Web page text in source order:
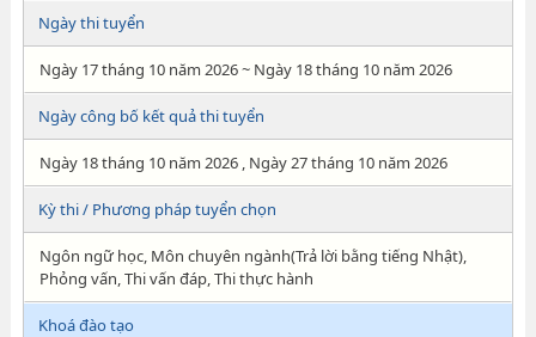
Ngày thi tuyển
Ngày 17 tháng 10 năm 2026 ~ Ngày 18 tháng 10 năm 2026
Ngày công bố kết quả thi tuyển
Ngày 18 tháng 10 năm 2026 , Ngày 27 tháng 10 năm 2026
Kỳ thi / Phương pháp tuyển chọn
Ngôn ngữ học, Môn chuyên ngành(Trả lời bằng tiếng Nhật),
Phỏng vấn, Thi vấn đáp, Thi thực hành
Khoá đào tạo